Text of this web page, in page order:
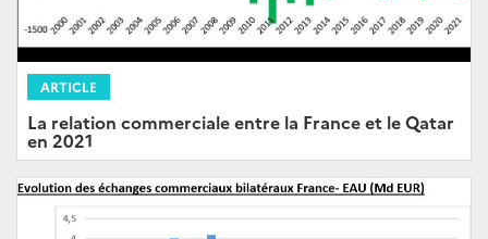
ARTICLE
La relation commerciale entre la France et le Qatar
en 2021